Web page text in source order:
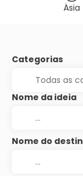
Ásia
Categorias
Nome da ideia
Nome do